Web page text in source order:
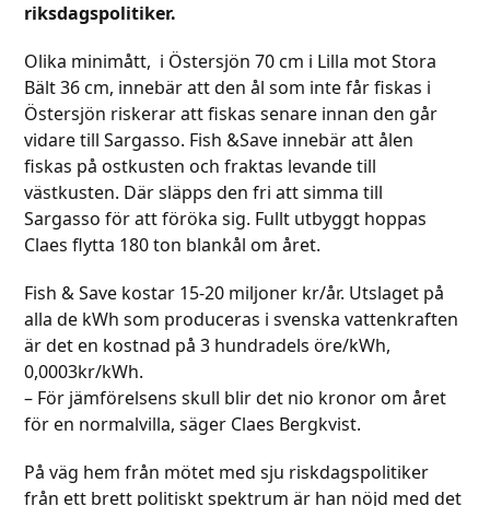
riksdagspolitiker.
Olika minimått, i Östersjön 70 cm i Lilla mot Stora
Bält 36 cm, innebär att den ål som inte får fiskas i
Östersjön riskerar att fiskas senare innan den går
vidare till Sargasso. Fish &Save innebär att ålen
fiskas på ostkusten och fraktas levande till
västkusten. Där släpps den fri att simma till
Sargasso för att föröka sig. Fullt utbyggt hoppas
Claes flytta 180 ton blankål om året.
Fish & Save kostar 15-20 miljoner kr/år. Utslaget på
alla de kWh som produceras i svenska vattenkraften
är det en kostnad på 3 hundradels öre/kWh,
0,0003kr/kWh.
– För jämförelsens skull blir det nio kronor om året
för en normalvilla, säger Claes Bergkvist.
På väg hem från mötet med sju riskdagspolitiker
från ett brett politiskt spektrum är han nöjd med det